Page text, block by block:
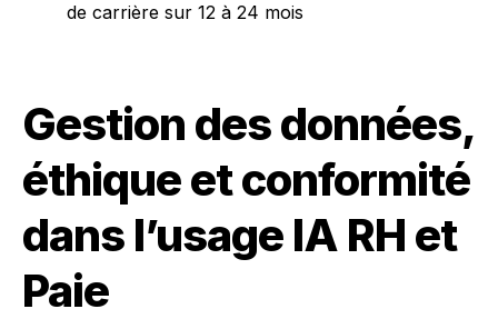
de carrière sur 12 à 24 mois
Gestion des données,
éthique et conformité
dans l’usage IA RH et
Paie